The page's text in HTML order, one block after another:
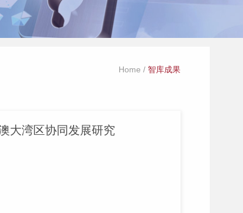
Home / 智库成果
大湾区协同发展研究